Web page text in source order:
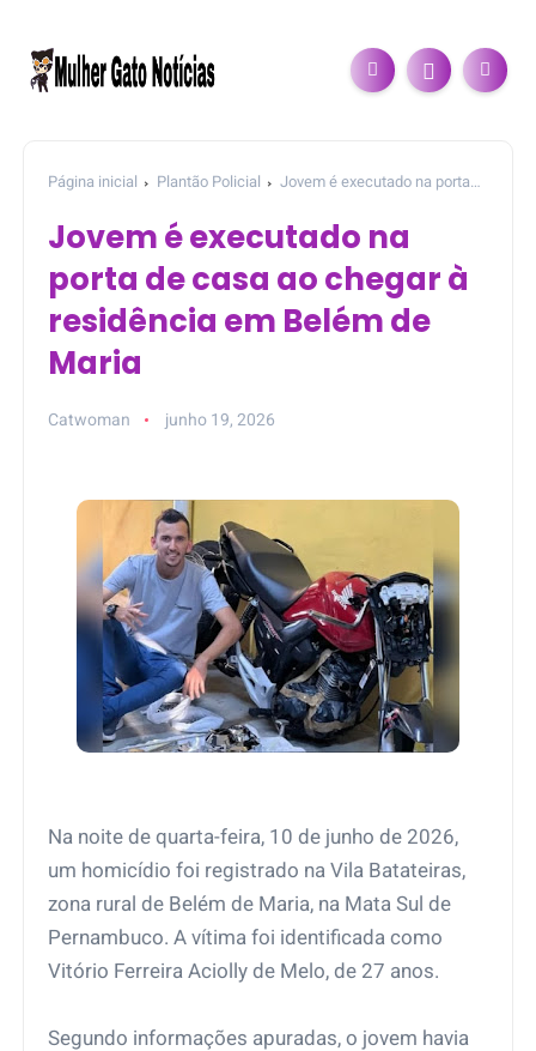
Página inicial Plantão Policial
Jovem é executado na porta
Jovem é executado na
porta de casa ao chegar à
residência em Belém de
Maria
Catwoman junho 19, 2026
Na noite de quarta-feira, 10 de junho de 2026,
um homicídio foi registrado na Vila Batateiras,
zona rural de Belém de Maria, na Mata Sul de
Pernambuco. A vítima foi identificada como
Vitório Ferreira Aciolly de Melo, de 27 anos.
Segundo informações apuradas, o jovem havia